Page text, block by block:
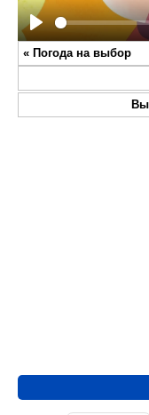
Play
« Погода на выбор